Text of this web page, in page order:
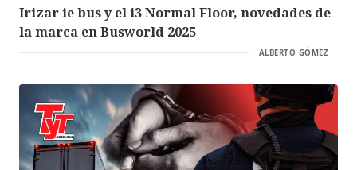
Irizar ie bus y el i3 Normal Floor, novedades de
la marca en Busworld 2025
ALBERTO GÓMEZ